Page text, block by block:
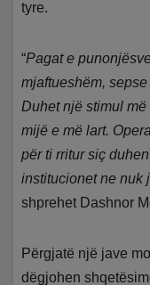
tyre.
“Pagat e
mjaftueshëm,
Duhet një stimul
mijë e më lart.
për ti rritur siç
institucionet ne nuk
shprehet Dashnor
Përgjatë një jave
dëgjohen